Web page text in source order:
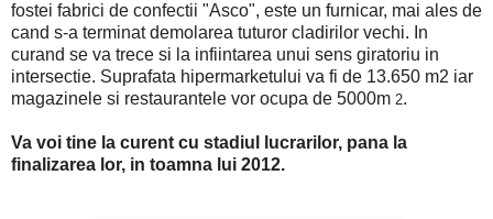
fostei fabrici de confectii "Asco", este un furnicar, mai ales de
cand s-a terminat demolarea tuturor cladirilor vechi. In
curand se va trece si la infiintarea unui sens giratoriu in
intersectie. Suprafata hipermarketului va fi de 13.650 m2 iar
magazinele si restaurantele vor ocupa de 5000m 2.
Va voi tine la curent cu stadiul lucrarilor, pana la
finalizarea lor, in toamna lui 2012.